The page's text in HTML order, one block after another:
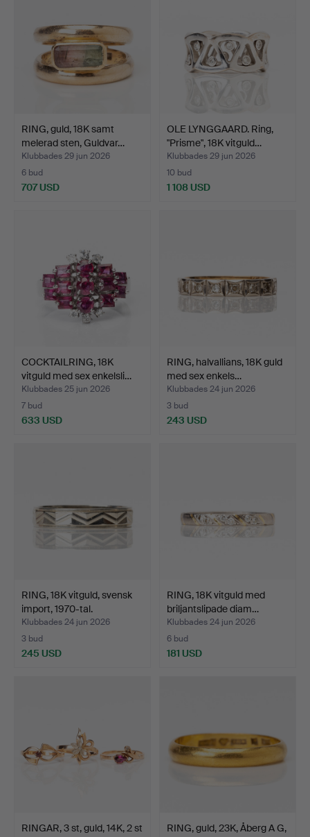
RING, guld, 18K samt
melerad sten, Guldvar…
Klubbades 29 jun 2026
6 bud
707 USD
OLE LYNGGAARD. Ring,
"Prisme", 18K vitguld…
Klubbades 29 jun 2026
10 bud
1 108 USD
COCKTAILRING, 18K
vitguld med sex enkelsli…
Klubbades 25 jun 2026
7 bud
633 USD
RING, halvallians, 18K guld
med sex enkels…
Klubbades 24 jun 2026
3 bud
243 USD
RING, 18K vitguld, svensk
import, 1970-tal.
Klubbades 24 jun 2026
3 bud
245 USD
RING, 18K vitguld med
briljantslipade diam…
Klubbades 24 jun 2026
6 bud
181 USD
RINGAR, 3 st, guld, 14K, 2 st
RING, guld, 23K, Åberg A G,